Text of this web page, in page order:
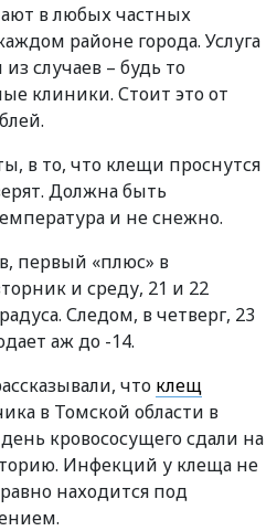
в любых частных
районе города. Услуга
случаев – будь то
клиники. Стоит это от
в то, что клещи проснутся
Должна быть
и не снежно.
первый «плюс» в
и среду, 21 и 22
Следом, в четверг, 23
аж до -14.
что клещ
в Томской области в
кровососущего сдали на
Инфекций у клеща не
находится под